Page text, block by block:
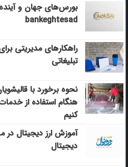
بورس‌های جهان و
bankeghtesad
راهکارهای مدیریتی
تبلیغاتی
نحوه برخورد با
هنگام استفاده از
کنیم
آموزش ارز دیجیتال در
دیجیتال